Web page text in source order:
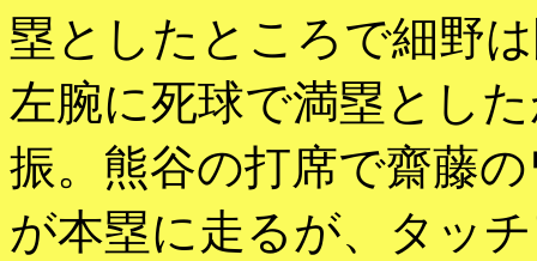
塁としたところで細野
左腕に死球で満塁とし
振。熊谷の打席で齋藤
が本塁に走るが、タッ